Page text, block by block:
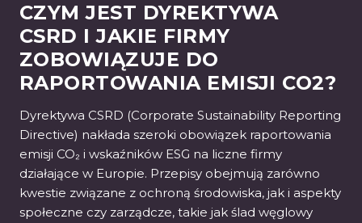
CZYM JEST DYREKTYWA
CSRD I JAKIE FIRMY
ZOBOWIĄZUJE DO
RAPORTOWANIA EMISJI CO2?
Dyrektywa CSRD (Corporate Sustainability Reporting
Directive) nakłada szeroki obowiązek raportowania
emisji CO₂ i wskaźników ESG na liczne firmy
działające w Europie. Przepisy obejmują zarówno
kwestie związane z ochroną środowiska, jak i aspekty
społeczne czy zarządcze, takie jak ślad węglowy